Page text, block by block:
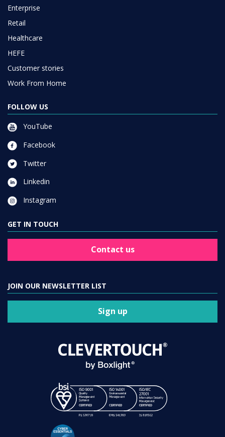
Enterprise
Retail
Healthcare
HEFE
Customer stories
Work From Home
FOLLOW US
YouTube
Facebook
Twitter
Linkedin
Instagram
GET IN TOUCH
Contact us
JOIN OUR NEWSLETTER LIST
Sign up